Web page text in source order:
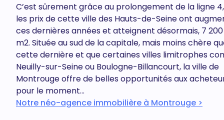
C’est sûrement grâce au prolongement de la ligne
les prix de cette ville des Hauts-de-Seine ont
ces dernières années et atteignent désormais, 7
m2. Située au sud de la capitale, mais moins chère
cette dernière et que certaines villes limitrophes
Neuilly-sur-Seine ou Boulogne-Billancourt, la ville de
Montrouge offre de belles opportunités aux
pour le moment...
Notre néo-agence immobilière à Montrouge >